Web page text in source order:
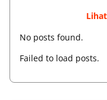
No posts found.
Failed to load posts.